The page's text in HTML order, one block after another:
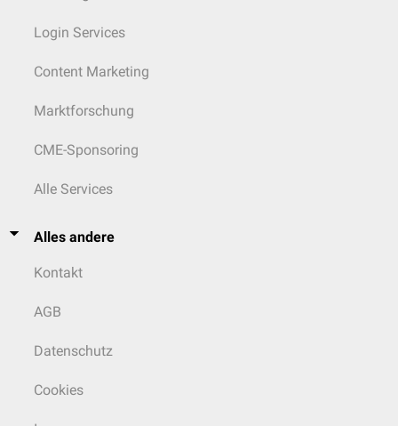
Login Services
Content Marketing
Marktforschung
CME-Sponsoring
Alle Services
Alles andere
Kontakt
AGB
Datenschutz
Cookies